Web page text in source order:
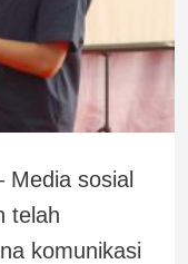
Media sosial
telah
komunikasi